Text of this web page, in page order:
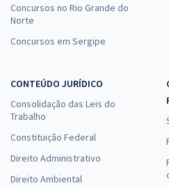
Concursos no Rio Grande do
Norte
Concursos em Sergipe
CONTEÚDO JURÍDICO
Consolidação das Leis do
Trabalho
Constituição Federal
Direito Administrativo
Direito Ambiental